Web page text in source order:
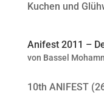
Kuchen und
Anifest 2011 –
von Bassel
10th ANIFEST